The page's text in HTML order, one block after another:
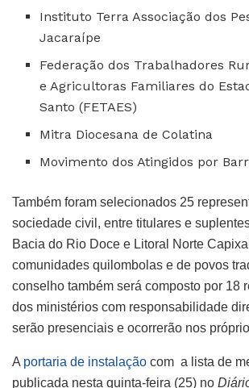
Instituto Terra Associação dos
Jacaraípe
Federação dos Trabalhadores
e Agricultoras Familiares do
Santo (FETAES)
Mitra Diocesana de Colatina
Movimento dos Atingidos por
Também foram selecionados 25
sociedade civil, entre titulares e
Bacia do Rio Doce e Litoral Norte
comunidades quilombolas e de povos
conselho também será composto por 18
dos ministérios com responsabilidade
serão presenciais e ocorrerão nos
A portaria de instalação com a lista de
publicada nesta quinta-feira (25) no